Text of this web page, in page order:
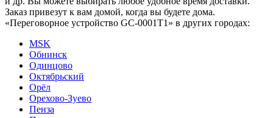
Заказ привезут к вам домой, когда вы будете дома.
«Переговорное устройство GC-0001T1» в других городах:
MSK
Обнинск
Одинцово
Октябрьский
Орёл
Орехово-Зуево
Пенза